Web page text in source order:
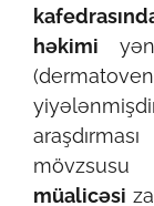
həkimi
müalicəsi